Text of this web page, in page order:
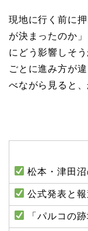
現地に行く前に
が決まったのか
にどう影響しそ
ごとに進み方が
べながら見ると
松本・津田
公式発表と
「パルコの